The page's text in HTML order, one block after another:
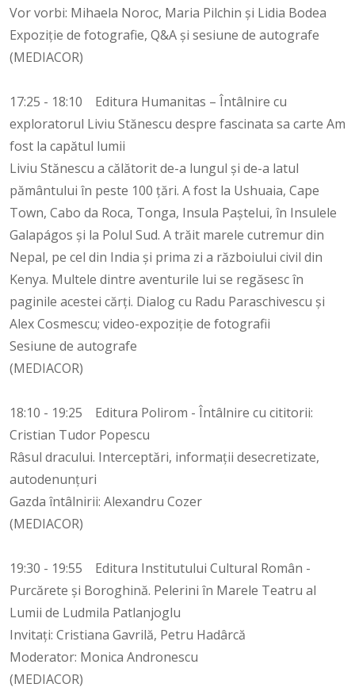
Vor vorbi: Mihaela Noroc, Maria Pilchin și Lidia Bodea
Expoziție de fotografie, Q&A și sesiune de autografe
(MEDIACOR)
17:25 - 18:10 Editura Humanitas – Întâlnire cu
exploratorul Liviu Stănescu despre fascinata sa carte Am
fost la capătul lumii
Liviu Stănescu a călătorit de-a lungul și de-a latul
pământului în peste 100 țări. A fost la Ushuaia, Cape
Town, Cabo da Roca, Tonga, Insula Paștelui, în Insulele
Galapágos și la Polul Sud. A trăit marele cutremur din
Nepal, pe cel din India și prima zi a războiului civil din
Kenya. Multele dintre aventurile lui se regăsesc în
paginile acestei cărți. Dialog cu Radu Paraschivescu și
Alex Cosmescu; video-expoziție de fotografii
Sesiune de autografe
(MEDIACOR)
18:10 - 19:25 Editura Polirom - Întâlnire cu cititorii:
Cristian Tudor Popescu
Râsul dracului. Interceptări, informaţii desecretizate,
autodenunţuri
Gazda întâlnirii: Alexandru Cozer
(MEDIACOR)
19:30 - 19:55 Editura Institutului Cultural Român -
Purcărete și Boroghină. Pelerini în Marele Teatru al
Lumii de Ludmila Patlanjoglu
Invitați: Cristiana Gavrilă, Petru Hadârcă
Moderator: Monica Andronescu
(MEDIACOR)